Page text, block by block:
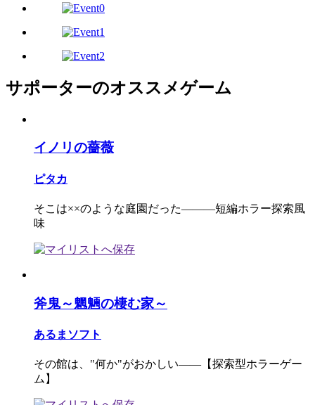
サポーターのオススメゲーム
イノリの薔薇
ピタカ
そこは××のような庭園だった―――短編ホラー探索風
味
斧鬼～魍魎の棲む家～
あるまソフト
その館は、"何か"がおかしい――【探索型ホラーゲー
ム】